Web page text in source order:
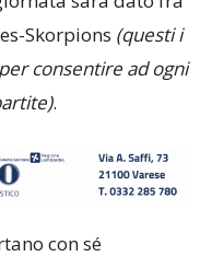
sarà dato fra
Skorpions (questi i
consentire ad ogni